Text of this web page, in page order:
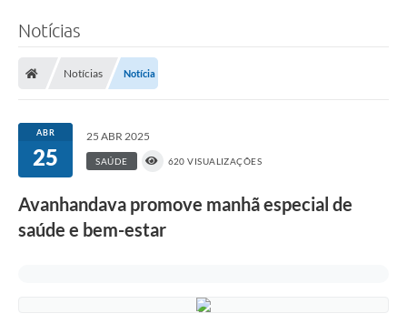
Notícias
Notícias Notícia
ABR
25
25 ABR 2025
SAÚDE 620 VISUALIZAÇÕES
Avanhandava promove manhã especial de
saúde e bem-estar